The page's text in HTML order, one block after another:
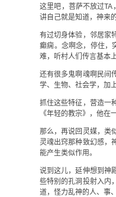
这里吧，菩萨不放过
讲自己就是知道，神来
有过切身体验，邻居家
癫痫。念啊念，停住，
难，听村人们传言基本
还有很多鬼啊魂啊民间
学、生物、社会学，加
抓住这些特征，营造一
《年轻的教宗》，他
那么，再说回灵媒，类
灵魂出窍那种致幻感，
能产生类似作用。
说到这儿，延伸想到神
些特别的孔洞投射入内
道，怪力乱神的人、事